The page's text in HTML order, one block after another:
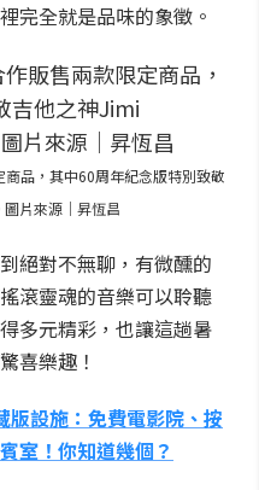
完全就是品味的象徵。
品，其中60周年紀念版特別致敬
片來源｜昇恆昌
絕對不無聊，有微醺的
滾靈魂的音樂可以聆聽
多元精彩，也讓這趟暑
喜樂趣！
版設施：免費電影院、按
室！你知道幾個？